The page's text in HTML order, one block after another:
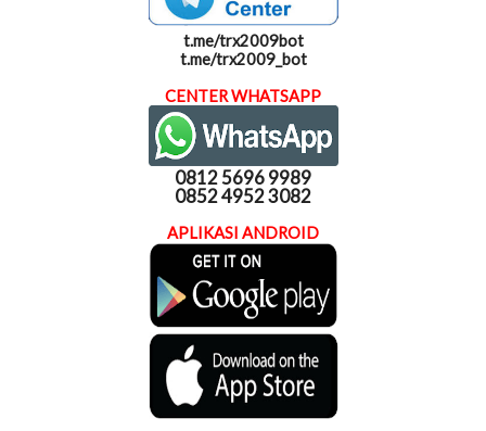
t.me/trx2009bot
t.me/trx2009_bot
CENTER WHATSAPP
0812 5696 9989
0852 4952 3082
APLIKASI ANDROID